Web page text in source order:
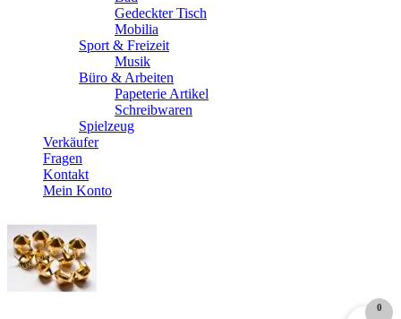
0
Gedeckter Tisch
Mobilia
Sport & Freizeit
Musik
Büro & Arbeiten
Papeterie Artikel
Schreibwaren
Spielzeug
Verkäufer
Fragen
Kontakt
Mein Konto